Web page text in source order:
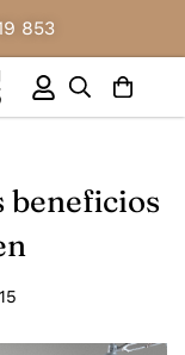
853
beneficios